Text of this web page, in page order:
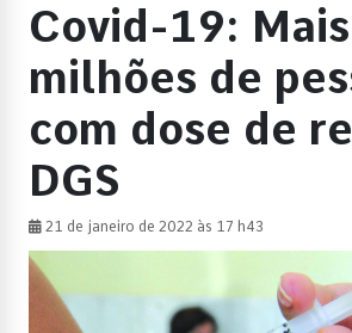
Covid-19:
milhões de
com dose de
DGS
21 de janeiro de 2022 às 17 h43